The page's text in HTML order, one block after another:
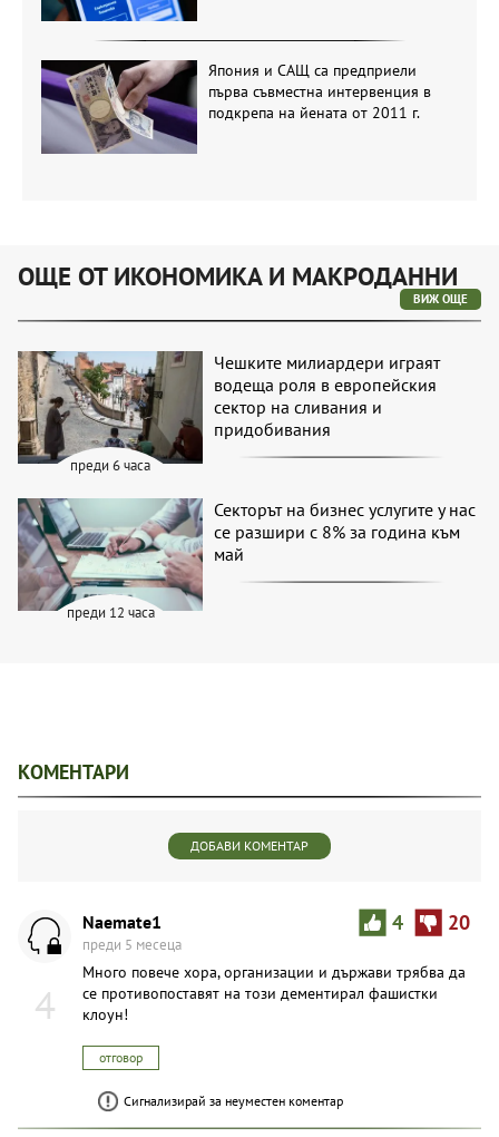
Япония и САЩ са предприели
първа съвместна интервенция в
подкрепа на йената от 2011 г.
ОЩЕ ОТ ИКОНОМИКА И МАКРОДАННИ
ВИЖ ОЩЕ
преди 6 часа
Чешките милиардери играят
водеща роля в европейския
сектор на сливания и
придобивания
преди 12 часа
Секторът на бизнес услугите у нас
се разшири с 8% за година към
май
КОМЕНТАРИ
ДОБАВИ КОМЕНТАР
4
4 20
Naemate1
преди 5 месеца
Много повече хора, организации и държави трябва да
се противопоставят на този дементирал фашистки
клоун!
отговор
Сигнализирай за неуместен коментар